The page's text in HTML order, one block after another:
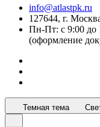
info@atlastpk.ru
127644, г.
Пн-Пт: с 9:00 до
(оформление
Темная тема